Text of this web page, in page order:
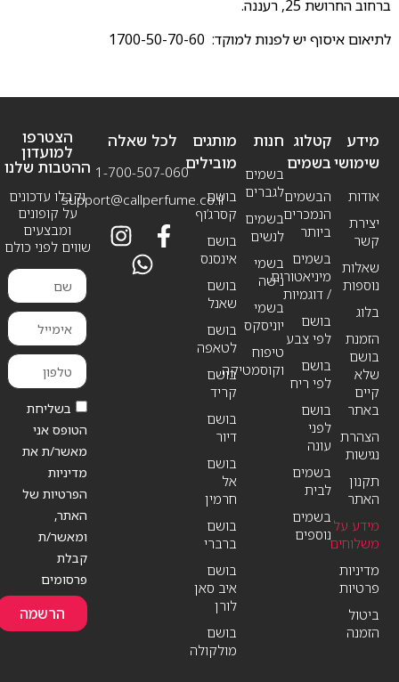
ברחוב החרושת 25, רעננה.
לתיאום איסוף יש לפנות למוקד: 1700-50-70-60
מידע
שימושי
אודות
יצירת
קשר
שאלות
נוספות
בלוג
הזמנת
בושם
שלא
קיים
באתר
הצהרת
נגישות
תקנון
האתר
מידע על
משלוחים
מדיניות
פרטיות
ביטול
הזמנה
חנות
בשמים
לגברים
בשמים
לנשים
בשמי
נישה
בשמי
יוניסקס
טיפוח
וקוסמטיקה
קטלוג
בשמים
הבשמים
הנמכרים
ביותר
בשמים
מיניאטורים
/ דוגמיות
בושם
לפי צבע
בושם
לפי ריח
בושם
לפני
עונה
בשמים
לבית
בשמים
נוספים
מותגים
מובילים
בושם
קסרג’וף
בושם
אינסנס
בושם
שאנל
בושם
לטאפה
בושם
קריד
בושם
דיור
בושם
אל
חרמין
בושם
ברברי
בושם
איב סאן
לורן
בושם
מולקולה
לכל שאלה
1-700-507-060
support@callperfume.co.il
הצטרפו
למועדון
ההטבות שלנו
וקבלו עדכונים
על קופונים
ומבצעים
שווים לפני כולם
בשליחת
הטופס אני
מאשר/ת את
מדיניות
הפרטיות של
האתר,
ומאשר/ת
קבלת
פרסומים
הרשמה